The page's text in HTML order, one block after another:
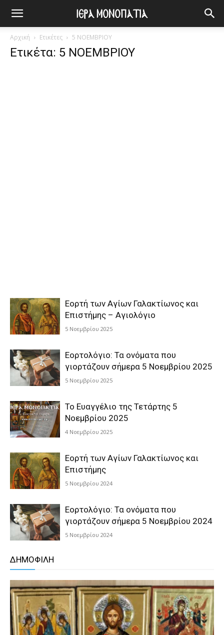
Αρχική Ετικέτες 5 ΝΟΕΜΒΡΙΟΥ
Ετικέτα: 5 ΝΟΕΜΒΡΙΟΥ
Εορτή των Αγίων Γαλακτίωνος και
Επιστήμης – Αγιολόγιο
5 Νοεμβρίου 2025
Εορτολόγιο: Τα ονόματα που
γιορτάζουν σήμερα 5 Νοεμβρίου 2025
5 Νοεμβρίου 2025
Το Ευαγγέλιο της Τετάρτης 5
Νοεμβρίου 2025
4 Νοεμβρίου 2025
Εορτή των Αγίων Γαλακτίωνος και
Επιστήμης
5 Νοεμβρίου 2024
Εορτολόγιο: Τα ονόματα που
γιορτάζουν σήμερα 5 Νοεμβρίου 2024
5 Νοεμβρίου 2024
ΔΗΜΟΦΙΛΗ